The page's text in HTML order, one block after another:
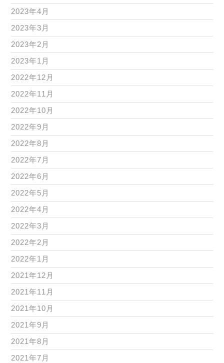
2023年4月
2023年3月
2023年2月
2023年1月
2022年12月
2022年11月
2022年10月
2022年9月
2022年8月
2022年7月
2022年6月
2022年5月
2022年4月
2022年3月
2022年2月
2022年1月
2021年12月
2021年11月
2021年10月
2021年9月
2021年8月
2021年7月